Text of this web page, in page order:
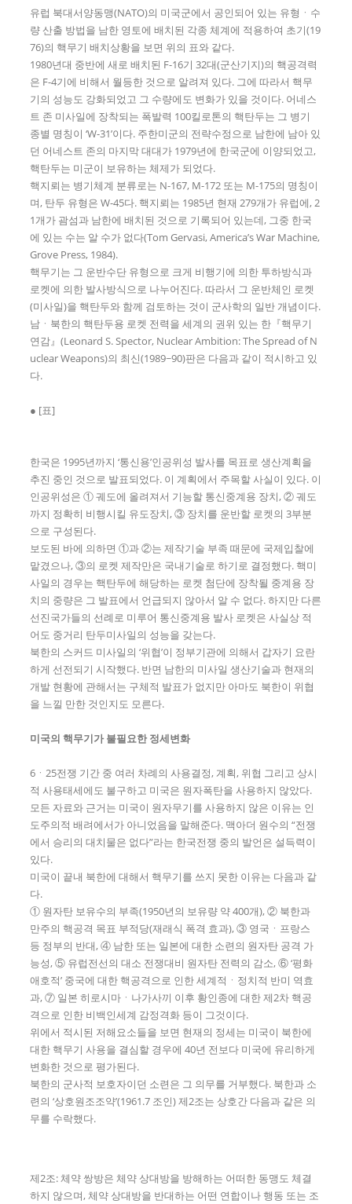
유럽 북대서양동맹(NATO)의 미국군에서 공인되어 있는 유형ㆍ수
량 산출 방법을 남한 영토에 배치된 각종 체계에 적용하여 초기(19
76)의 핵무기 배치상황을 보면 위의 표와 같다.
1980년대 중반에 새로 배치된 F-16기 32대(군산기지)의 핵공격력
은 F-4기에 비해서 월등한 것으로 알려져 있다. 그에 따라서 핵무
기의 성능도 강화되었고 그 수량에도 변화가 있을 것이다. 어네스
트 존 미사일에 장착되는 폭발력 100킬로톤의 핵탄두는 그 병기
종별 명칭이 ‘W-31’이다. 주한미군의 전략수정으로 남한에 남아 있
던 어네스트 존의 마지막 대대가 1979년에 한국군에 이양되었고,
핵탄두는 미군이 보유하는 체제가 되었다.
핵지뢰는 병기체계 분류로는 N-167, M-172 또는 M-175의 명칭이
며, 탄두 유형은 W-45다. 핵지뢰는 1985년 현재 279개가 유럽에, 2
1개가 괌섬과 남한에 배치된 것으로 기록되어 있는데, 그중 한국
에 있는 수는 알 수가 없다(Tom Gervasi, America’s War Machine,
Grove Press, 1984).
핵무기는 그 운반수단 유형으로 크게 비행기에 의한 투하방식과
로켓에 의한 발사방식으로 나누어진다. 따라서 그 운반체인 로켓
(미사일)을 핵탄두와 함께 검토하는 것이 군사학의 일반 개념이다.
남ㆍ북한의 핵탄두용 로켓 전력을 세계의 권위 있는 한『핵무기
연감』(Leonard S. Spector, Nuclear Ambition: The Spread of N
uclear Weapons)의 최신(1989~90)판은 다음과 같이 적시하고 있
다.
● [표]
한국은 1995년까지 ‘통신용’인공위성 발사를 목표로 생산계획을
추진 중인 것으로 발표되었다. 이 계획에서 주목할 사실이 있다. 이
인공위성은 ① 궤도에 올려져서 기능할 통신중계용 장치, ② 궤도
까지 정확히 비행시킬 유도장치, ③ 장치를 운반할 로켓의 3부분
으로 구성된다.
보도된 바에 의하면 ①과 ②는 제작기술 부족 때문에 국제입찰에
맡겼으나, ③의 로켓 제작만은 국내기술로 하기로 결정했다. 핵미
사일의 경우는 핵탄두에 해당하는 로켓 첨단에 장착될 중계용 장
치의 중량은 그 발표에서 언급되지 않아서 알 수 없다. 하지만 다른
선진국가들의 선례로 미루어 통신중계용 발사 로켓은 사실상 적
어도 중거리 탄두미사일의 성능을 갖는다.
북한의 스커드 미사일의 ‘위협’이 정부기관에 의해서 갑자기 요란
하게 선전되기 시작했다. 반면 남한의 미사일 생산기술과 현재의
개발 현황에 관해서는 구체적 발표가 없지만 아마도 북한이 위협
을 느낄 만한 것인지도 모른다.
미국의 핵무기가 불필요한 정세변화
6ㆍ25전쟁 기간 중 여러 차례의 사용결정, 계획, 위협 그리고 상시
적 사용태세에도 불구하고 미국은 원자폭탄을 사용하지 않았다.
모든 자료와 근거는 미국이 원자무기를 사용하지 않은 이유는 인
도주의적 배려에서가 아니었음을 말해준다. 맥아더 원수의 “전쟁
에서 승리의 대치물은 없다”라는 한국전쟁 중의 발언은 설득력이
있다.
미국이 끝내 북한에 대해서 핵무기를 쓰지 못한 이유는 다음과 같
다.
① 원자탄 보유수의 부족(1950년의 보유량 약 400개), ② 북한과
만주의 핵공격 목표 부적당(재래식 폭격 효과), ③ 영국ㆍ프랑스
등 정부의 반대, ④ 남한 또는 일본에 대한 소련의 원자탄 공격 가
능성, ⑤ 유럽전선의 대소 전쟁대비 원자탄 전력의 감소, ⑥ ‘평화
애호적’ 중국에 대한 핵공격으로 인한 세계적ㆍ정치적 반미 역효
과, ⑦ 일본 히로시마ㆍ나가사끼 이후 황인종에 대한 제2차 핵공
격으로 인한 비백인세계 감정격화 등이 그것이다.
위에서 적시된 저해요소들을 보면 현재의 정세는 미국이 북한에
대한 핵무기 사용을 결심할 경우에 40년 전보다 미국에 유리하게
변화한 것으로 평가된다.
북한의 군사적 보호자이던 소련은 그 의무를 거부했다. 북한과 소
련의 ‘상호원조조약’(1961.7 조인) 제2조는 상호간 다음과 같은 의
무를 수락했다.
제2조: 체약 쌍방은 체약 상대방을 방해하는 어떠한 동맹도 체결
하지 않으며, 체약 상대방을 반대하는 어떤 연합이나 행동 또는 조